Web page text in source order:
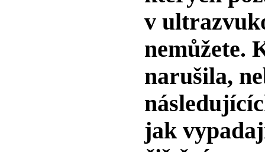
v
nemůžete.
narušila,
jak